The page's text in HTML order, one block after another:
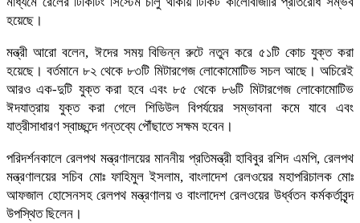
হয়েছে।
মন্ত্রী আরো বলেন, ঈদের সময় বিভিন্ন রুটে নতুন করে ৫১টি কোচ যুক্ত করা
হয়েছে। বর্তমানে ৮২ থেকে ৮৩টি মিটারগেজ লোকোমোটিভ সচল আছে। অচিরেই
আরও এক-দুটি যুক্ত করা হবে এবং ৮৫ থেকে ৮৬টি মিটারগেজ লোকোমোটিভ
ঈদযাত্রায় যুক্ত করা গেলে শিডিউল বিপর্যয়ের সম্ভাবনা কমে যাবে এবং
যাত্রীসাধারণ স্বাচ্ছন্দে গন্তব্যে পৌঁছাতে সক্ষম হবেন।
পরিদর্শনকালে রেলপথ মন্ত্রণালয়ের মাননীয় প্রতিমন্ত্রী হাবিবুর রশিদ এমপি, রেলপথ
মন্ত্রণালয়ের সচিব মোঃ ফাহিমুল ইসলাম, বাংলাদেশ রেলওয়ের মহাপরিচালক মোঃ
আফজাল হোসেনসহ রেলপথ মন্ত্রণালয় ও বাংলাদেশ রেলওয়ের উর্ধ্বতন কর্মকর্তাবৃন্দ
উপস্থিত ছিলেন।